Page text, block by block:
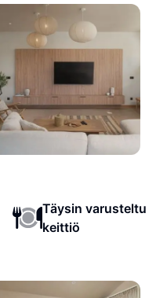
Täysin varusteltu
keittiö